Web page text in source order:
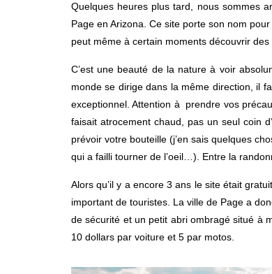
Quelques heures plus tard, nous sommes
Page en Arizona. Ce site porte son nom
peut même à certain moments découvrir
C’est une beauté de la nature à voir
monde se dirige dans la même direction, il
exceptionnel. Attention à prendre vos
faisait atrocement chaud, pas un seul coin
prévoir votre bouteille (j’en sais quelques
qui a failli tourner de l’oeil…). Entre la
Alors qu’il y a encore 3 ans le site était
important de touristes. La ville de Page a
de sécurité et un petit abri ombragé situé à
10 dollars par voiture et 5 par motos.